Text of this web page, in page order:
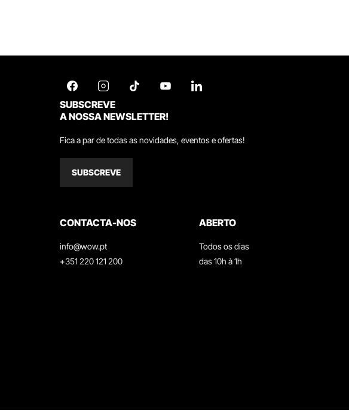
SUBSCREVE
A NOSSA NEWSLETTER!
Fica a par de todas as novidades, eventos e ofertas!
SUBSCREVE
CONTACTA-NOS
info@wow.pt
+351 220 121 200
ABERTO
Todos os dias
das 10h à 1h